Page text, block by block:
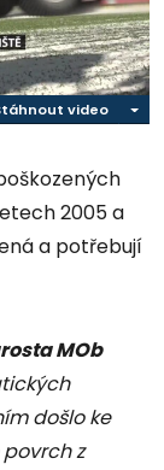
video
2005 a
a potřebují
MOb
došlo ke
z